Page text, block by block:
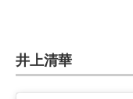
井上清華